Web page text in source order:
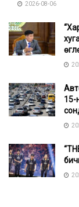
2026-08-06
15-